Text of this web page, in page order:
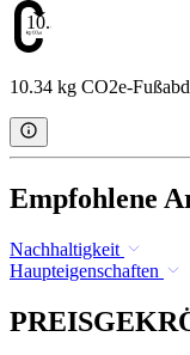
10.34
10.34 kg CO2e-
Empfohlene
Nachhaltigkeit
Haupteigenschaften